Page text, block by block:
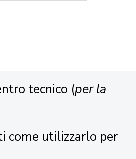
tecnico (per la
come utilizzarlo per